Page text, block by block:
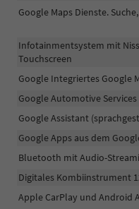
Google Maps Dienste.
Infotainmentsystem mit
Touchscreen
Google Integriertes Google
Google Automotive Services
Google Assistant
Google Apps aus dem
Bluetooth mit Audio-
Digitales Kombiinstrument
Apple CarPlay und Android